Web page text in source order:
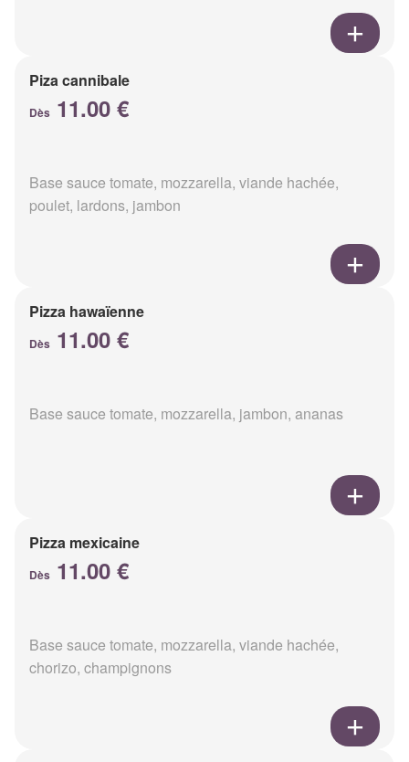
Piza cannibale
Dès 11.00 €
Base sauce tomate, mozzarella, viande hachée,
poulet, lardons, jambon
Pizza hawaïenne
Dès 11.00 €
Base sauce tomate, mozzarella, jambon, ananas
Pizza mexicaine
Dès 11.00 €
Base sauce tomate, mozzarella, viande hachée,
chorizo, champignons